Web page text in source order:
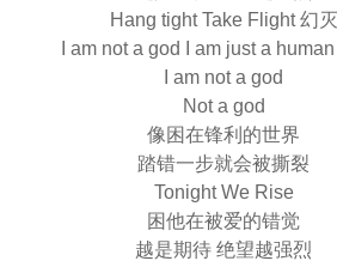
Hang tight Take Flight 幻灭
I am not a god I am just a
I am not a god
Not a god
像困在锋利的世界
踏错一步就会被撕裂
Tonight We Rise
困他在被爱的错觉
越是期待 绝望越强烈